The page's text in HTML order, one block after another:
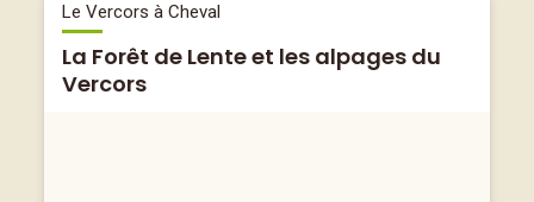
Le Vercors à Cheval
La Forêt de Lente et les alpages du
Vercors